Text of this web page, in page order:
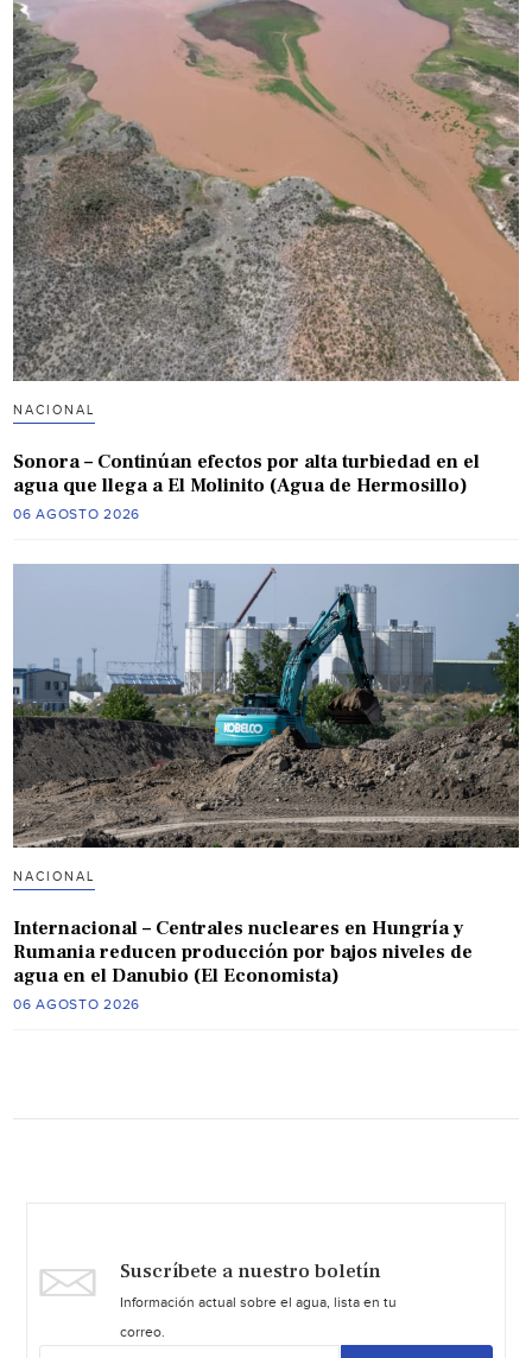
NACIONAL
Sonora – Continúan efectos por alta turbiedad en el
agua que llega a El Molinito (Agua de Hermosillo)
06 AGOSTO 2026
NACIONAL
Internacional – Centrales nucleares en Hungría y
Rumania reducen producción por bajos niveles de
agua en el Danubio (El Economista)
06 AGOSTO 2026
Suscríbete a nuestro boletín
Información actual sobre el agua, lista en tu
correo.